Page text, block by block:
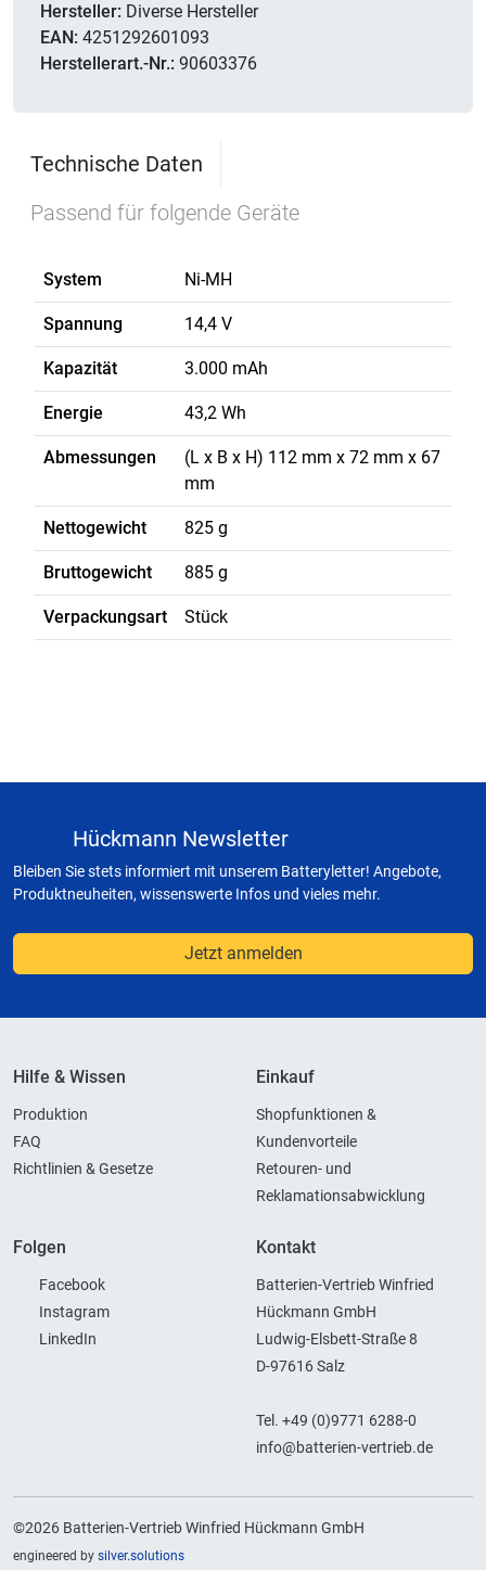
Hersteller: Diverse Hersteller
EAN: 4251292601093
Herstellerart.-Nr.: 90603376
Technische Daten
Passend für folgende Geräte
System Ni-MH
Spannung 14,4 V
Kapazität 3.000 mAh
Energie 43,2 Wh
Abmessungen
(L x B x H) 112 mm x 72 mm x 67
mm
Nettogewicht 825 g
Bruttogewicht 885 g
Verpackungsart Stück
Hückmann Newsletter
Bleiben Sie stets informiert mit unserem Batteryletter! Angebote,
Produktneuheiten, wissenswerte Infos und vieles mehr.
Jetzt anmelden
Hilfe & Wissen
Produktion
FAQ
Richtlinien & Gesetze
Einkauf
Shopfunktionen &
Kundenvorteile
Retouren- und
Reklamationsabwicklung
Folgen
Facebook
Instagram
LinkedIn
Kontakt
Batterien-Vertrieb Winfried
Hückmann GmbH
Ludwig-Elsbett-Straße 8
D-97616 Salz
Tel. +49 (0)9771 6288-0
info@batterien-vertrieb.de
©2026 Batterien-Vertrieb Winfried Hückmann GmbH
engineered by silver.solutions